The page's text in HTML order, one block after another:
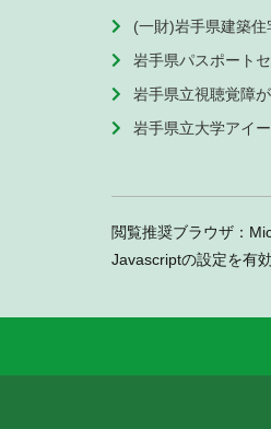
(一財)岩手県建築住
岩手県パスポート
岩手県立視聴覚障
岩手県立大学アイ
閲覧推奨ブラウザ：
Javascriptの設定を有